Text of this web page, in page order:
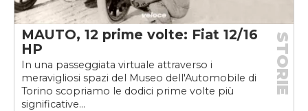
MAUTO, 12 prime volte: Fiat 12/16
HP
In una passeggiata virtuale attraverso i
meravigliosi spazi del Museo dell'Automobile di
Torino scopriamo le dodici prime volte più
significative...
STORIE